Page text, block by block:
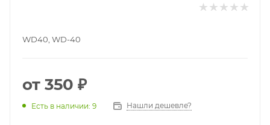
WD40, WD-40
от 350 ₽
Есть в наличии: 9 Нашли дешевле?